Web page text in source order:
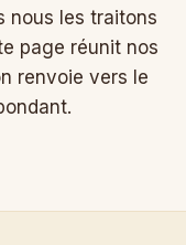
nous les traitons
page réunit nos
renvoie vers le